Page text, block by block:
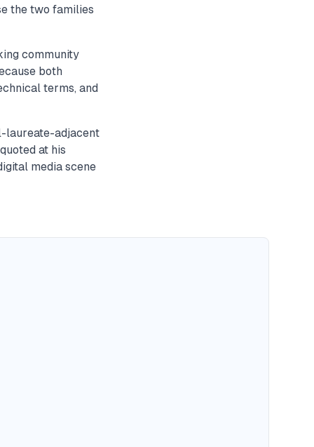
the two families
community
both
terms, and
laureate-adjacent
at his
media scene